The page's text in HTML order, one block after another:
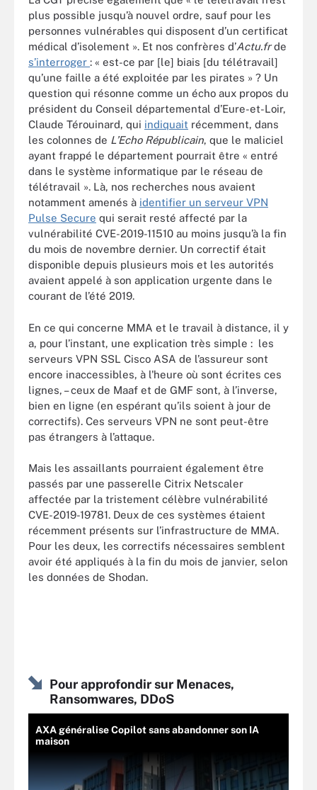
plus possible jusqu’à nouvel ordre, sauf pour les
personnes vulnérables qui disposent d’un certificat
médical d’isolement ». Et nos confrères d’Actu.frde
s’interroger : « est-ce par [le] biais [du télétravail]
qu’une faille a été exploitée par les pirates » ? Un
question qui résonne comme un écho aux propos du
président du Conseil départemental d’Eure-et-Loir,
Claude Térouinard, qui indiquait récemment, dans
les colonnes de L’Echo Républicain, que le maliciel
ayant frappé le département pourrait être « entré
dans le système informatique par le réseau de
télétravail ». Là, nos recherches nous avaient
notamment amenés à identifier un serveur VPN
Pulse Secure qui serait resté affecté par la
vulnérabilité CVE-2019-11510 au moins jusqu’à la fin
du mois de novembre dernier. Un correctif était
disponible depuis plusieurs mois et les autorités
avaient appelé à son application urgente dans le
courant de l’été 2019.
En ce qui concerne MMA et le travail à distance, il y
a, pour l’instant, une explication très simple : les
serveurs VPN SSL Cisco ASA de l’assureur sont
encore inaccessibles, à l'heure où sont écrites ces
lignes, – ceux de Maaf et de GMF sont, à l’inverse,
bien en ligne (en espérant qu’ils soient à jour de
correctifs). Ces serveurs VPN ne sont peut-être
pas étrangers à l’attaque.
Mais les assaillants pourraient également être
passés par une passerelle Citrix Netscaler
affectée par la tristement célèbre vulnérabilité
CVE-2019-19781. Deux de ces systèmes étaient
récemment présents sur l’infrastructure de MMA.
Pour les deux, les correctifs nécessaires semblent
avoir été appliqués à la fin du mois de janvier, selon
les données de Shodan.
Pour approfondir sur Menaces,
Ransomwares, DDoS
AXA généralise Copilot sans abandonner son IA
maison